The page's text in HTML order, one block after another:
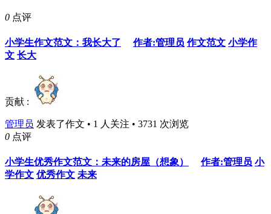
0 点评
小学生作文范文：我长大了 作者:管理员 作文范文 小学作
文 长大
贡献 :
管理员 发表了作文 • 1 人关注 • 3731 次浏览
0 点评
小学生优秀作文范文：未来的房屋（想象） 作者:管理员 小
学作文 优秀作文 未来